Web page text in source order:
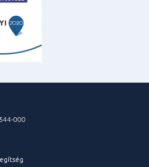
000